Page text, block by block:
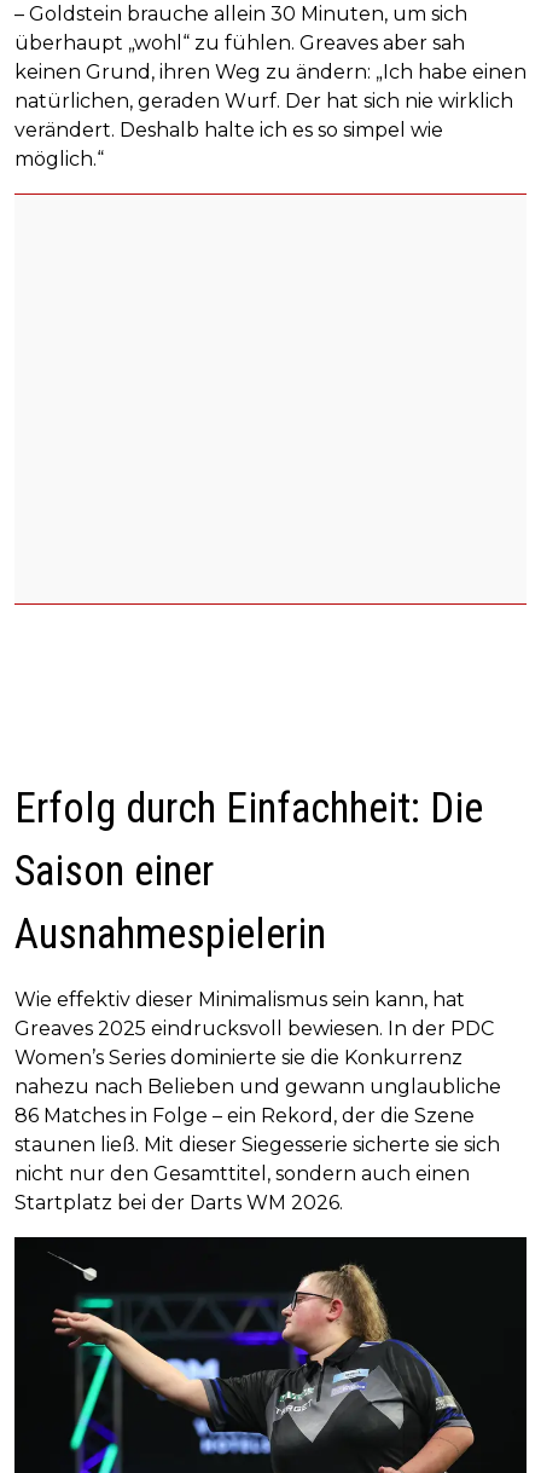
– Goldstein brauche allein 30 Minuten, um sich
überhaupt „wohl“ zu fühlen. Greaves aber sah
keinen Grund, ihren Weg zu ändern: „Ich habe einen
natürlichen, geraden Wurf. Der hat sich nie wirklich
verändert. Deshalb halte ich es so simpel wie
möglich.“
Erfolg durch Einfachheit: Die
Saison einer
Ausnahmespielerin
Wie effektiv dieser Minimalismus sein kann, hat
Greaves 2025 eindrucksvoll bewiesen. In der PDC
Women’s Series dominierte sie die Konkurrenz
nahezu nach Belieben und gewann unglaubliche
86 Matches in Folge – ein Rekord, der die Szene
staunen ließ. Mit dieser Siegesserie sicherte sie sich
nicht nur den Gesamttitel, sondern auch einen
Startplatz bei der Darts WM 2026.